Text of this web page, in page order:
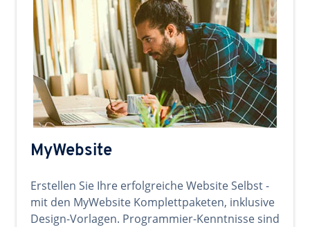
MyWebsite
Erstellen Sie Ihre erfolgreiche Website Selbst -
mit den MyWebsite Komplettpaketen, inklusive
Design-Vorlagen. Programmier-Kenntnisse sind